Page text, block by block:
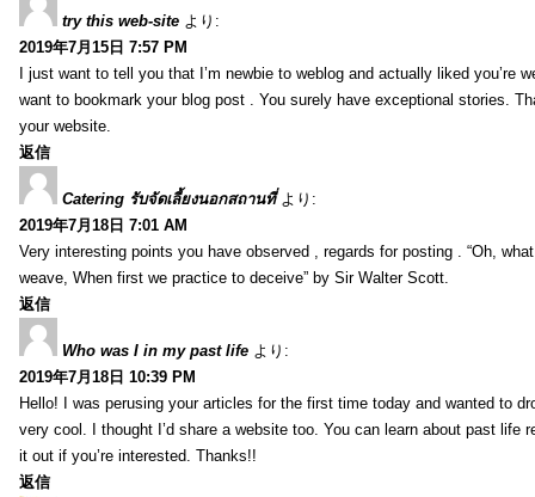
try this web-site より:
2019年7月15日 7:57 PM
I just want to tell you that I’m newbie to weblog and actually liked you’re
want to bookmark your blog post . You surely have exceptional stories.
your website.
返信
Catering รับจัดเลี้ยงนอกสถานที่ より:
2019年7月18日 7:01 AM
Very interesting points you have observed , regards for posting . “Oh,
weave, When first we practice to deceive” by Sir Walter Scott.
返信
Who was I in my past life より:
2019年7月18日 10:39 PM
Hello! I was perusing your articles for the first time today and wanted to
very cool. I thought I’d share a website too. You can learn about past life
it out if you’re interested. Thanks!!
返信